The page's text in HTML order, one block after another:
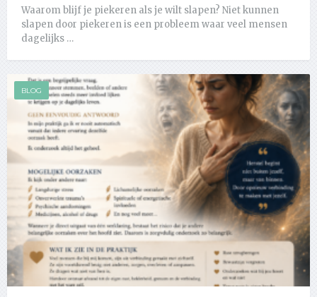
Waarom blijf je piekeren als je wilt slapen? Niet kunnen
slapen door piekeren is een probleem waar veel mensen
dagelijks …
BLOG